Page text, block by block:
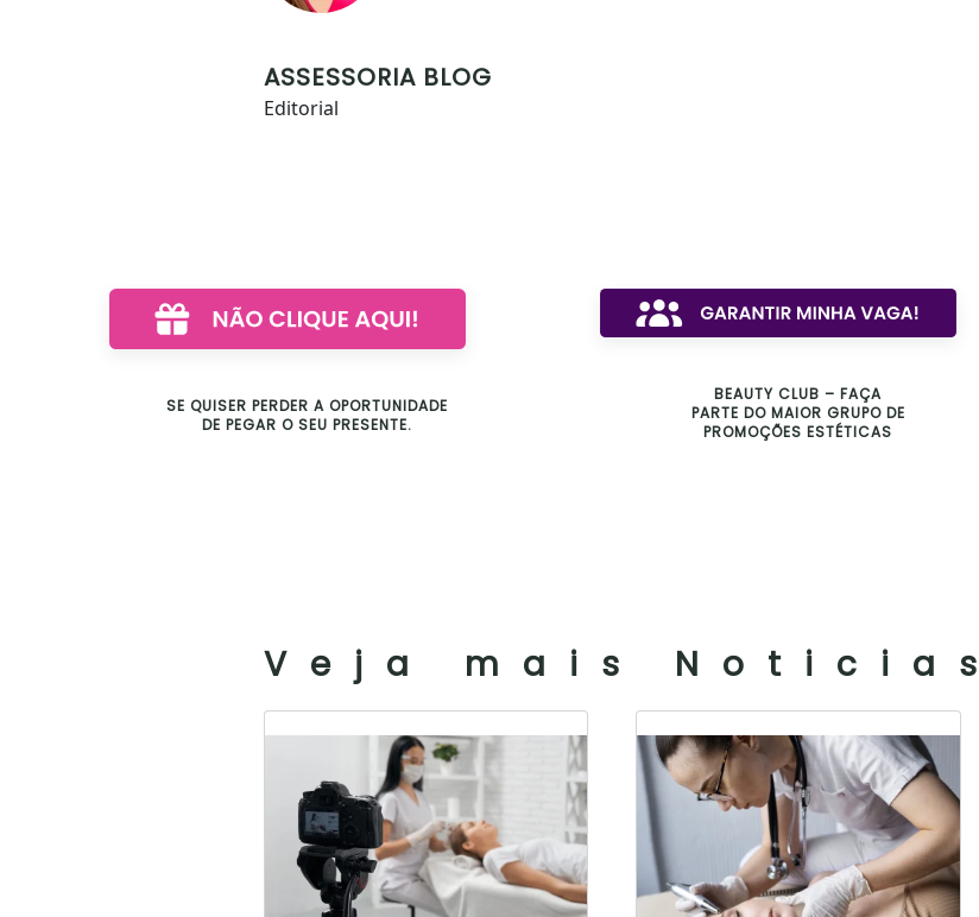
ASSESSORIA BLOG
Editorial
SE QUISER PERDER A OPORTUNIDADE
DE PEGAR O SEU PRESENTE.
BEAUTY CLUB – FAÇA
PARTE DO MAIOR GRUPO DE
PROMOÇÕES ESTÉTICAS
Veja mais Noticias